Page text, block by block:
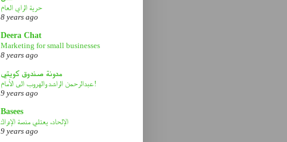
حرية الراي العام
8 years ago
Deera Chat
Marketing for small businesses
8 years ago
مدونة صندوق كويتي
عبدالرحمن الراشد والهروب الى الأمام!
9 years ago
Basees
الإلحاد، يعتلي منصة الإدراك
9 years ago